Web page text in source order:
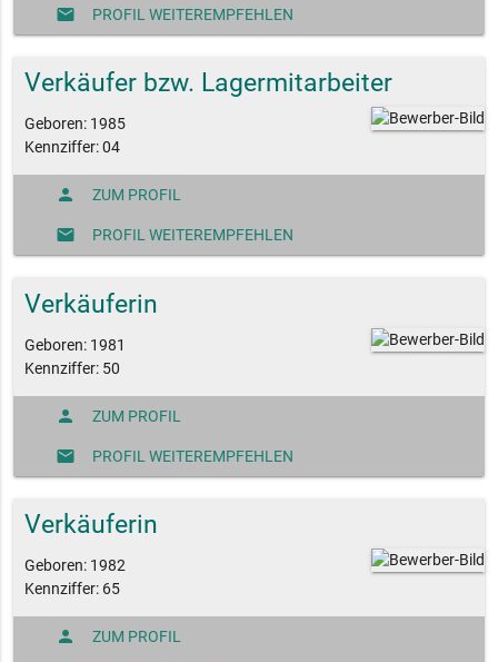
mail PROFIL WEITEREMPFEHLEN
Verkäufer bzw. Lagermitarbeiter
Geboren: 1985
Kennziffer: 04
person ZUM PROFIL
mail PROFIL WEITEREMPFEHLEN
Verkäuferin
Geboren: 1981
Kennziffer: 50
person ZUM PROFIL
mail PROFIL WEITEREMPFEHLEN
Verkäuferin
Geboren: 1982
Kennziffer: 65
person ZUM PROFIL